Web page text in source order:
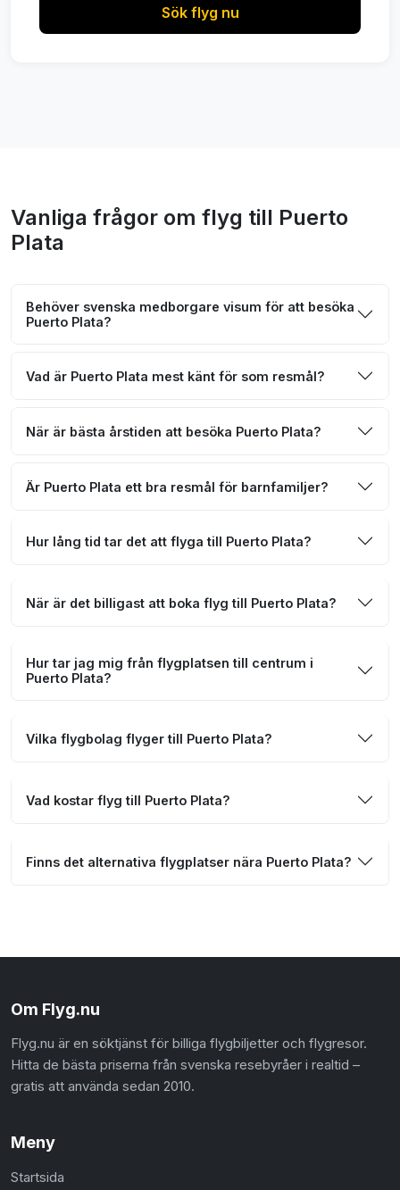
Sök flyg nu
Vanliga frågor om flyg till Puerto
Plata
Behöver svenska medborgare visum för att besöka
Puerto Plata?
Vad är Puerto Plata mest känt för som resmål?
När är bästa årstiden att besöka Puerto Plata?
Är Puerto Plata ett bra resmål för barnfamiljer?
Hur lång tid tar det att flyga till Puerto Plata?
När är det billigast att boka flyg till Puerto Plata?
Hur tar jag mig från flygplatsen till centrum i
Puerto Plata?
Vilka flygbolag flyger till Puerto Plata?
Vad kostar flyg till Puerto Plata?
Finns det alternativa flygplatser nära Puerto Plata?
Om Flyg.nu
Flyg.nu är en söktjänst för billiga flygbiljetter och flygresor.
Hitta de bästa priserna från svenska resebyråer i realtid –
gratis att använda sedan 2010.
Meny
Startsida